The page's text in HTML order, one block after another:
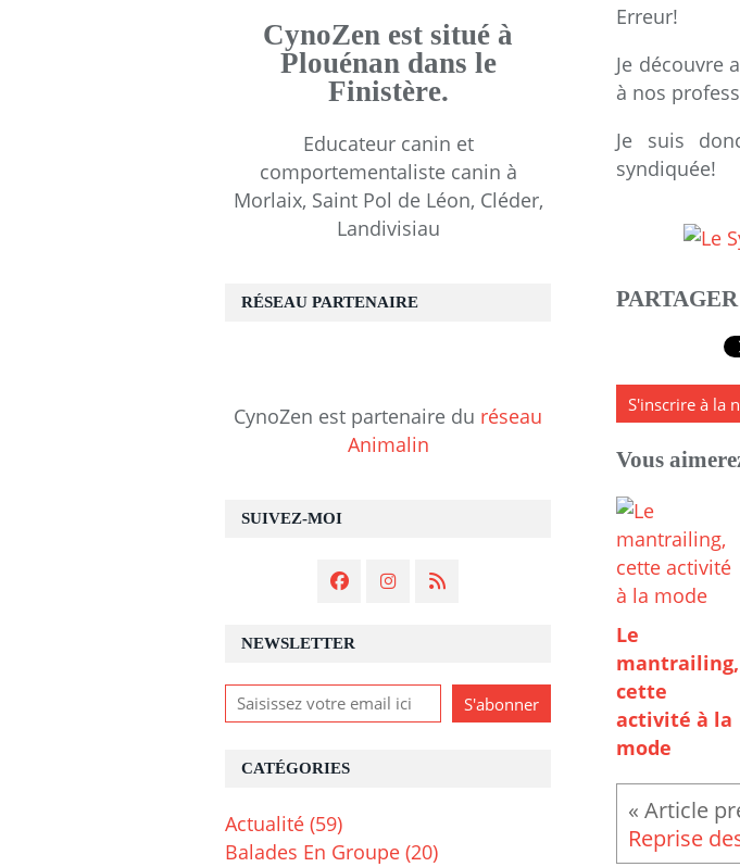
Erreur!
Je découvre
à nos
Je suis
syndiquée!
S'inscrire à la
Vous
Le
mantrailing,
cette
activité à la
mode
Reprise
NEWSLETTER
SUIVEZ-MOI
CATÉGORIES
Actualité (59)
Balades En Groupe (20)
CynoZen est situé à
Plouénan dans le
Finistère.
Educateur canin et
comportementaliste canin à
Morlaix, Saint Pol de Léon, Cléder,
Landivisiau
RÉSEAU PARTENAIRE
CynoZen est partenaire du réseau
Animalin